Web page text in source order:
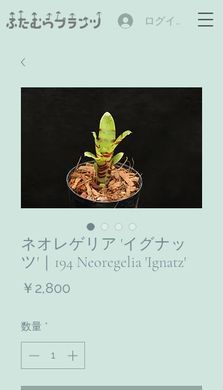
ログイン
ネオレゲリア 'イグナッ
ツ'｜194 Neoregelia 'Ignatz'
￥2,800
数量 *